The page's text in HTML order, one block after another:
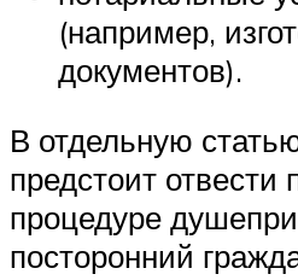
(например,
документов).
В отдельную
предстоит отвести
процедуре
посторонний